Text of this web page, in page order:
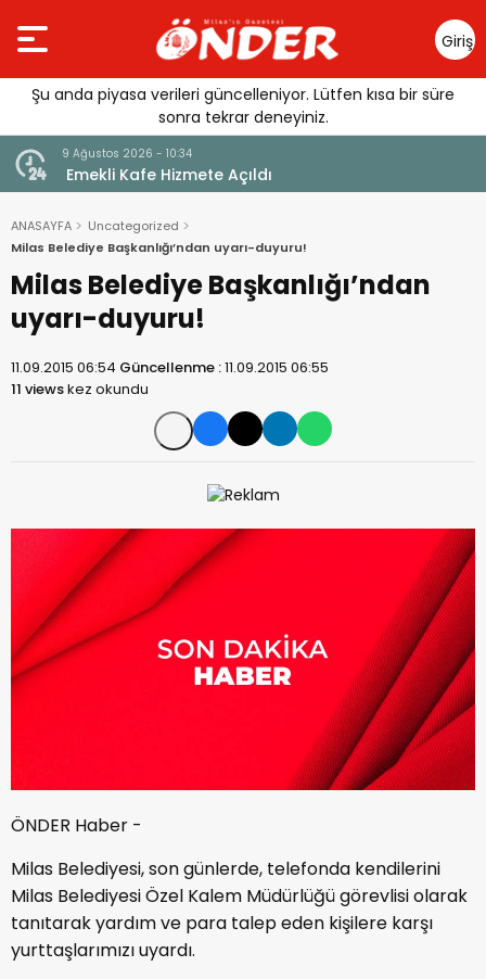
Giriş
Yap
Şu anda piyasa verileri güncelleniyor. Lütfen kısa bir süre
sonra tekrar deneyiniz.
9 Ağustos 2026 - 10:34
Emekli Kafe Hizmete Açıldı
ANASAYFA
Uncategorized
Milas Belediye Başkanlığı’ndan uyarı-duyuru!
Milas Belediye Başkanlığı’ndan
uyarı-duyuru!
11.09.2015 06:54 Güncellenme :11.09.2015 06:55
11 viewskez okundu
ÖNDER Haber -
Milas Belediyesi, son günlerde, telefonda kendilerini
Milas Belediyesi Özel Kalem Müdürlüğü görevlisi olarak
tanıtarak yardım ve para talep eden kişilere karşı
yurttaşlarımızı uyardı.